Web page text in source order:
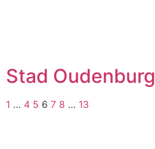
Stad Oudenburg
1 … 4 5 6 7 8 … 13